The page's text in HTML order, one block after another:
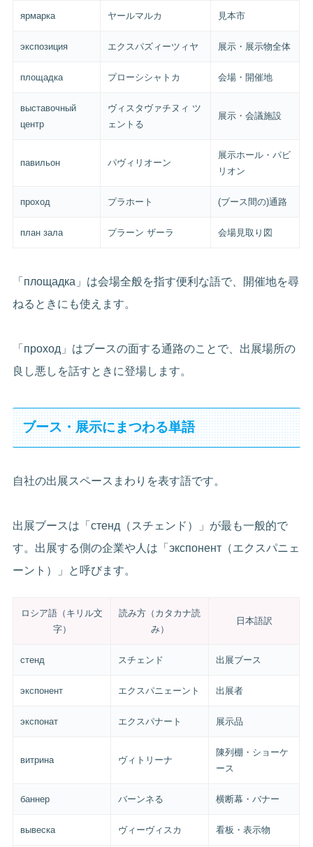
ярмарка ヤールマルカ 見本市
экспозиция エクスパズィーツィヤ 展示・展示物全体
площадка プローシシャトカ 会場・開催地
выставочный
центр
ヴィスタヴァチヌィ ツ
ェントる
展示・会議施設
павильон パヴィリオーン
展示ホール・パビ
リオン
проход プラホート (ブース間の)通路
план зала プラーン ザーラ 会場見取り図
「площадка」は会場全般を指す便利な語で、開催地を尋
ねるときにも使えます。
「проход」はブースの面する通路のことで、出展場所の
良し悪しを話すときに登場します。
ブース・展示にまつわる単語
自社の出展スペースまわりを表す語です。
出展ブースは「стенд（スチェンド）」が最も一般的で
す。出展する側の企業や人は「экспонент（エクスパニェ
ーント）」と呼びます。
ロシア語（キリル文
字）
読み方（カタカナ読
み）
日本語訳
стенд スチェンド 出展ブース
экспонент エクスパニェーント 出展者
экспонат エクスパナート 展示品
витрина ヴィトリーナ
陳列棚・ショーケ
ース
баннер バーンネる 横断幕・バナー
вывеска ヴィーヴィスカ 看板・表示物